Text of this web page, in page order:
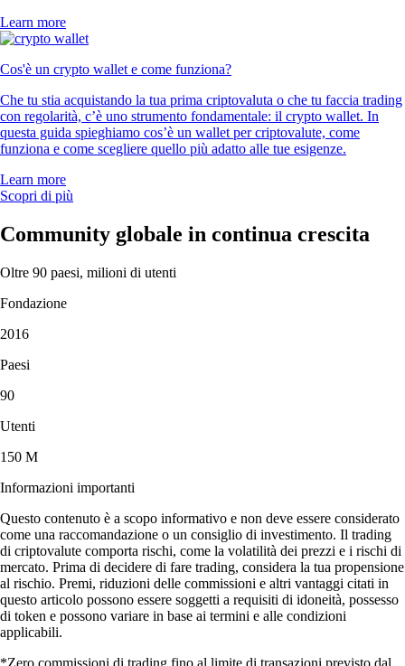
Learn more
Cos'è un crypto wallet e come funziona?
Che tu stia acquistando la tua prima criptovaluta o che tu faccia trading
con regolarità, c’è uno strumento fondamentale: il crypto wallet. In
questa guida spieghiamo cos’è un wallet per criptovalute, come
funziona e come scegliere quello più adatto alle tue esigenze.
Learn more
Scopri di più
Community globale in continua crescita
Oltre 90 paesi, milioni di utenti
Fondazione
2016
Paesi
90
Utenti
150 M
Informazioni importanti
Questo contenuto è a scopo informativo e non deve essere considerato
come una raccomandazione o un consiglio di investimento. Il trading
di criptovalute comporta rischi, come la volatilità dei prezzi e i rischi di
mercato. Prima di decidere di fare trading, considera la tua propensione
al rischio. Premi, riduzioni delle commissioni e altri vantaggi citati in
questo articolo possono essere soggetti a requisiti di idoneità, possesso
di token e possono variare in base ai termini e alle condizioni
applicabili.
*Zero commissioni di trading fino al limite di transazioni previsto dal